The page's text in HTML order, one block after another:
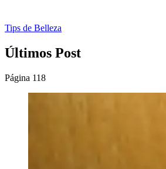
Tips de Belleza
Últimos Post
Página 118